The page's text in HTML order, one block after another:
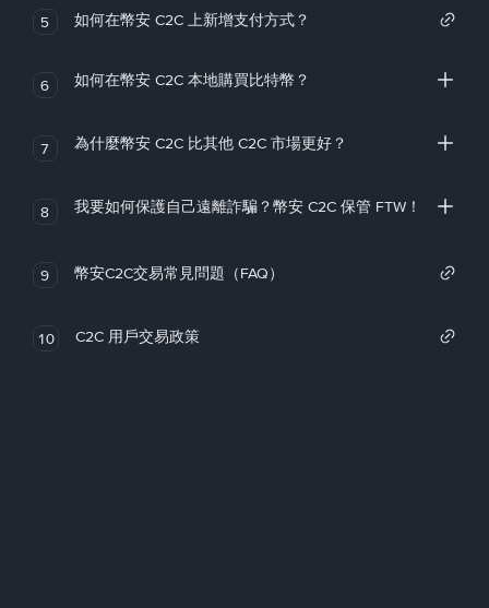
5 如何在幣安 C2C 上新增支付方式？
6 如何在幣安 C2C 本地購買比特幣？
7 為什麼幣安 C2C 比其他 C2C 市場更好？
8 我要如何保護自己遠離詐騙？幣安 C2C 保管 FTW！
9 幣安C2C交易常見問題（FAQ）
10 C2C 用戶交易政策